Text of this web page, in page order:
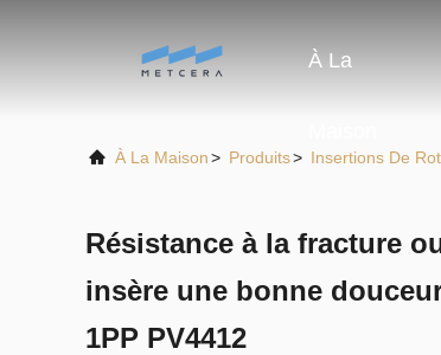
À La
À La Maison> Produits> Insertions De
Résistance à la fracture
insère une bonne
1PP PV4412